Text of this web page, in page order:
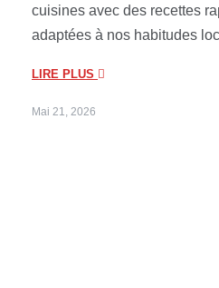
cuisines avec des recettes
adaptées à nos habitudes
LIRE PLUS
Mai 21, 2026